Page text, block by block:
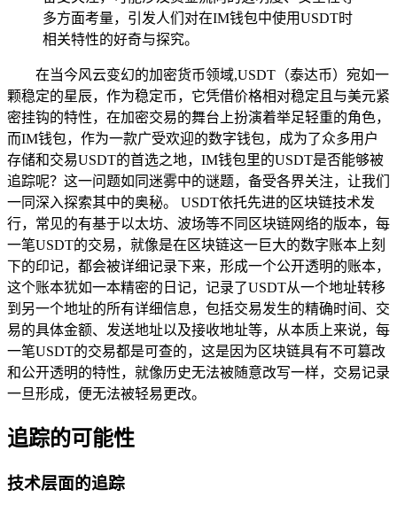
多方面考量，引发人们对在IM钱包中使用USDT时
相关特性的好奇与探究。
在当今风云变幻的加密货币领域,USDT（泰达币）宛如一
颗稳定的星辰，作为稳定币，它凭借价格相对稳定且与美元紧
密挂钩的特性，在加密交易的舞台上扮演着举足轻重的角色，
而IM钱包，作为一款广受欢迎的数字钱包，成为了众多用户
存储和交易USDT的首选之地，IM钱包里的USDT是否能够被
追踪呢？这一问题如同迷雾中的谜题，备受各界关注，让我们
一同深入探索其中的奥秘。 USDT依托先进的区块链技术发
行，常见的有基于以太坊、波场等不同区块链网络的版本，每
一笔USDT的交易，就像是在区块链这一巨大的数字账本上刻
下的印记，都会被详细记录下来，形成一个公开透明的账本，
这个账本犹如一本精密的日记，记录了USDT从一个地址转移
到另一个地址的所有详细信息，包括交易发生的精确时间、交
易的具体金额、发送地址以及接收地址等，从本质上来说，每
一笔USDT的交易都是可查的，这是因为区块链具有不可篡改
和公开透明的特性，就像历史无法被随意改写一样，交易记录
一旦形成，便无法被轻易更改。
追踪的可能性
技术层面的追踪